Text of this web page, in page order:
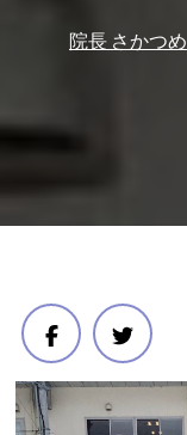
院長 さかつめ